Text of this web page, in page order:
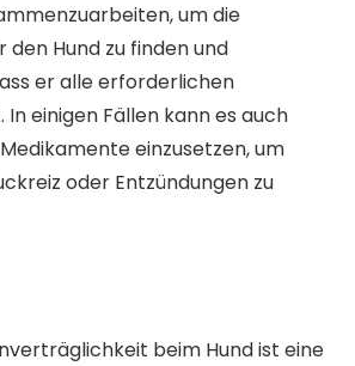
um die
Hund zu finden und
er alle erforderlichen
einigen Fällen kann es auch
einzusetzen, um
oder Entzündungen zu
beim Hund ist eine